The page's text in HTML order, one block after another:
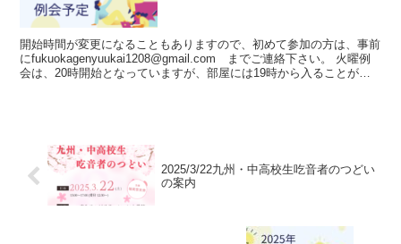
開始時間が変更になることもありますので、初めて参加の方は、事前
にfukuokagenyuukai1208@gmail.com までご連絡下さい。 火曜例
会は、20時開始となっていますが、部屋には19時から入ることが可
2025/3/22九州・中高校生吃音者のつどい
の案内